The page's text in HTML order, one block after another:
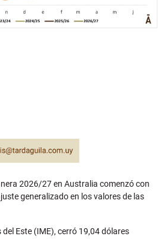
2026/27 en Australia comenzó con
generalizado en los valores de las
Este (IME), cerró 19,04 dólares